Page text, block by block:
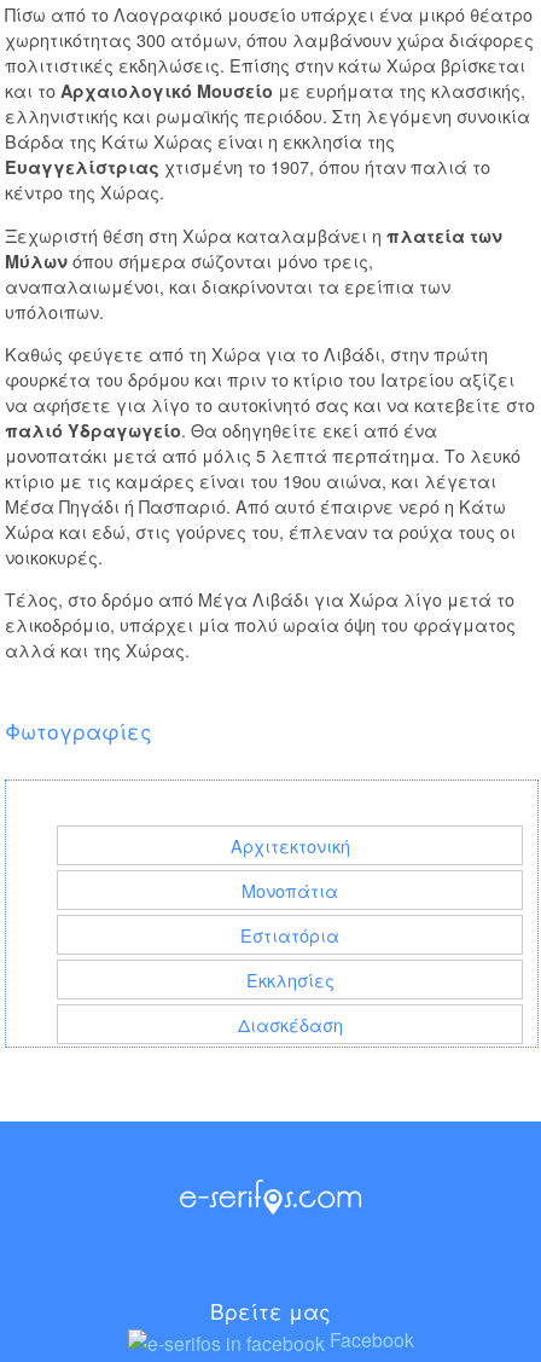
Πίσω από το Λαογραφικό μουσείο υπάρχει ένα μικρό θέατρο
χωρητικότητας 300 ατόμων, όπου λαμβάνουν χώρα διάφορες
πολιτιστικές εκδηλώσεις. Επίσης στην κάτω Χώρα βρίσκεται
και τοΑρχαιολογικό Μουσείο με ευρήματα της κλασσικής,
ελληνιστικής και ρωμαϊκής περιόδου. Στη λεγόμενη συνοικία
Βάρδα της Κάτω Χώρας είναι η εκκλησία της
Ευαγγελίστριας χτισμένη το 1907, όπου ήταν παλιά το
κέντρο της Χώρας.
Ξεχωριστή θέση στη Χώρα καταλαμβάνει ηπλατεία των
Μύλων όπου σήμερα σώζονται μόνο τρεις,
αναπαλαιωμένοι, και διακρίνονται τα ερείπια των
υπόλοιπων.
Καθώς φεύγετε από τη Χώρα για το Λιβάδι, στην πρώτη
φουρκέτα του δρόμου και πριν το κτίριο του Ιατρείου αξίζει
να αφήσετε για λίγο το αυτοκίνητό σας και να κατεβείτε στο
παλιό Υδραγωγείο. Θα οδηγηθείτε εκεί από ένα
μονοπατάκι μετά από μόλις 5 λεπτά περπάτημα. Το λευκό
κτίριο με τις καμάρες είναι του 19ου αιώνα, και λέγεται
Μέσα Πηγάδι ή Πασπαριό. Από αυτό έπαιρνε νερό η Κάτω
Χώρα και εδώ, στις γούρνες του, έπλεναν τα ρούχα τους οι
νοικοκυρές.
Τέλος, στο δρόμο από Μέγα Λιβάδι για Χώρα λίγο μετά το
ελικοδρόμιο, υπάρχει μία πολύ ωραία όψη του φράγματος
αλλά και της Χώρας.
Φωτογραφίες
Η συνοικία της Κάτω Χώρας και η Ευαγγελίστρια
Αρχιτεκτονική
Μονοπάτια
Εστιατόρια
Εκκλησίες
Διασκέδαση
Βρείτε μας
Facebook